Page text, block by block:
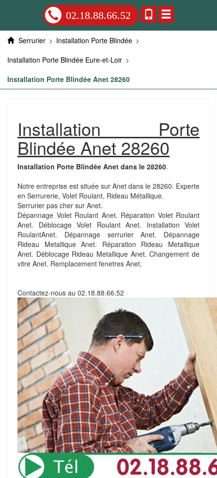
02.18.88.66.52
Serrurier > Installation Porte Blindée >
Installation Porte Blindée Eure-et-Loir >
Installation Porte Blindée Anet 28260
Installation Porte
Blindée Anet 28260
Installation Porte Blindée Anet dans le 28260.
Notre entreprise est située sur Anet dans le 28260. Experte
en Serrurerie, Volet Roulant, Rideau Métallique.
Serrurier pas cher sur Anet.
Dépannage Volet Roulant Anet. Réparation Volet Roulant
Anet. Déblocage Volet Roulant Anet. Installation Volet
RoulantAnet. Dépannage serrurier Anet. Dépannage
Rideau Metallique Anet. Réparation Rideau Metallique
Anet. Déblocage Rideau Metallique Anet. Changement de
vitre Anet. Remplacement fenetres Anet.
Contactez-nous au 02.18.88.66.52